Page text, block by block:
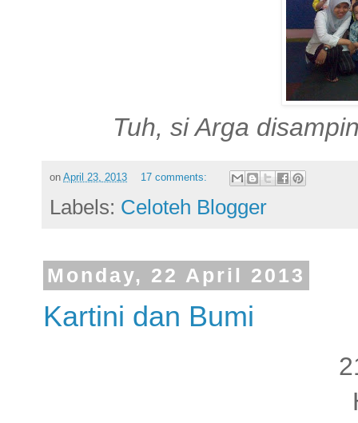
Tuh, si Arga
on April 23, 2013 17 comments:
Labels: Celoteh Blogger
Monday, 22 April 2013
Kartini dan Bumi